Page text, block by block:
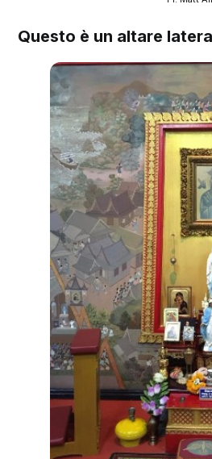
Questo è un altare